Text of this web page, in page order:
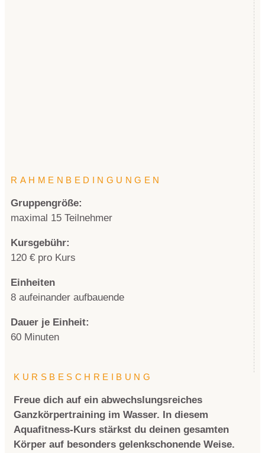
RAHMENBEDINGUNGEN
Gruppengröße:
maximal 15 Teilnehmer
Kursgebühr:
120 € pro Kurs
Einheiten
8 aufeinander aufbauende
Dauer je Einheit:
60 Minuten
KURSBESCHREIBUNG
Freue dich auf ein abwechslungsreiches
Ganzkörpertraining im Wasser. In diesem
Aquafitness-Kurs stärkst du deinen gesamten
Körper auf besonders gelenkschonende Weise.